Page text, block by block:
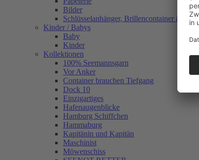
Bilder
Schlüsselanhänger, Brillencontainer & mehr
Kinder / Babys
Baby
Kinder
Kollektionen
100% Seemannsgarn
Vor Anker
Container brauchen Tiefgang
Dock 10
Einzigartiges
Hafenaugen­blicke
Hamburg Schiffchen
Hammaburg
Kapitänin und Kapitän
Maschinist
Möwenschiss